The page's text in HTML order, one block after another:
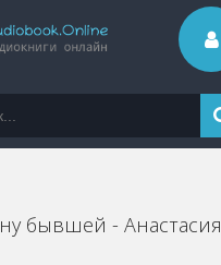
бывшей - Анастасия